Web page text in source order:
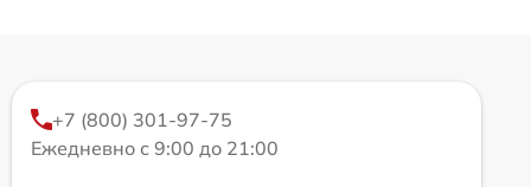
+7 (800) 301-97-75
Ежедневно с 9:00 до 21:00